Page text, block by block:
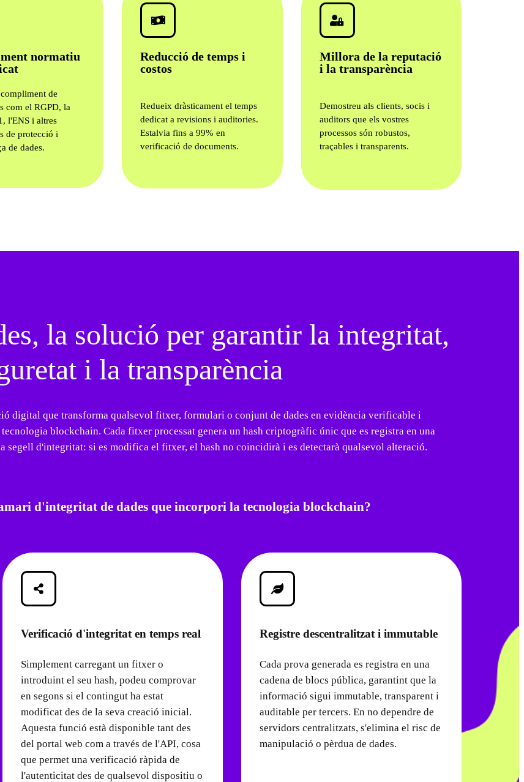
normatiu
de
com el RGPD, la
l'ENS i altres
de protecció i
de dades.
Reducció de temps i
costos
Redueix dràsticament el temps
dedicat a revisions i auditories.
Estalvia fins a 99% en
verificació de documents.
Millora de la reputació
i la transparència
Demostreu als clients, socis i
auditors que els vostres
processos són robustos,
traçables i transparents.
la solució per garantir la integritat,
i la transparència
digital que transforma qualsevol fitxer, formulari o conjunt de dades en evidència verificable i
blockchain. Cada fitxer processat genera un hash criptogràfic únic que es registra en una
segell d'integritat: si es modifica el fitxer, el hash no coincidirà i es detectarà qualsevol alteració.
d'integritat de dades que incorpori la tecnologia blockchain?
Verificació d'integritat en temps real
Simplement carregant un fitxer o
introduint el seu hash, podeu comprovar
en segons si el contingut ha estat
modificat des de la seva creació inicial.
Aquesta funció està disponible tant des
del portal web com a través de l'API, cosa
que permet una verificació ràpida de
l'autenticitat des de qualsevol dispositiu o
Registre descentralitzat i immutable
Cada prova generada es registra en una
cadena de blocs pública, garantint que la
informació sigui immutable, transparent i
auditable per tercers. En no dependre de
servidors centralitzats, s'elimina el risc de
manipulació o pèrdua de dades.